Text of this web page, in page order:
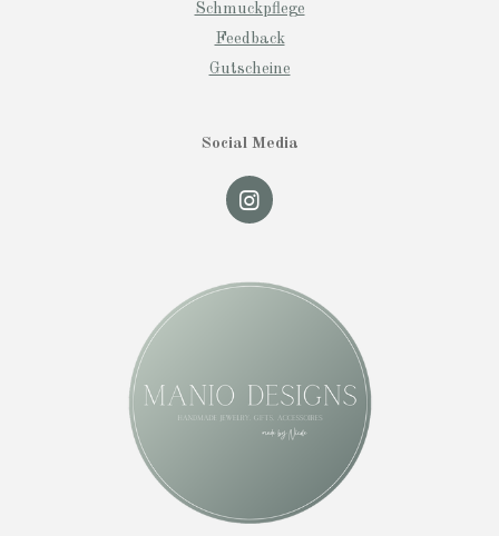
Schmuckpflege
Feedback
Gutscheine
Social Media
I
n
a